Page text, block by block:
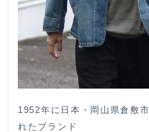
1952年に日本・岡山県倉敷
れたブランド